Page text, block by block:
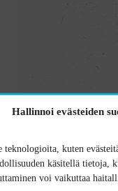
Hallinnoi evästeiden
teknologioita, kuten
käsitellä tietoja,
voi vaikuttaa